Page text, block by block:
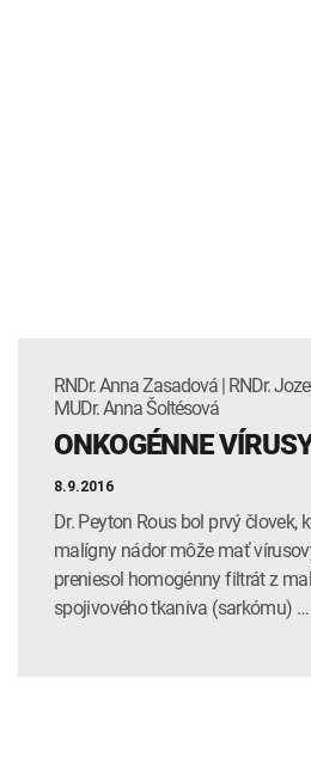
RNDr. Anna Zasadová | RNDr.
MUDr. Anna Šoltésová
ONKOGÉNNE
8.9.2016
Dr. Peyton Rous bol prvý človek,
malígny nádor môže mať
preniesol homogénny filtrát z
spojivového tkaniva (sarkómu) …